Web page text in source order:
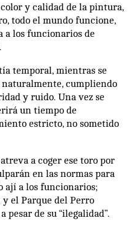
y calidad de la pintura,
todo el mundo funcione,
a los funcionarios de
temporal, mientras se
naturalmente, cumpliendo
y ruido. Una vez se
un tiempo de
estricto, no sometido
a coger ese toro por
en las normas para
ají a los funcionarios;
el Parque del Perro
pesar de su “ilegalidad”.